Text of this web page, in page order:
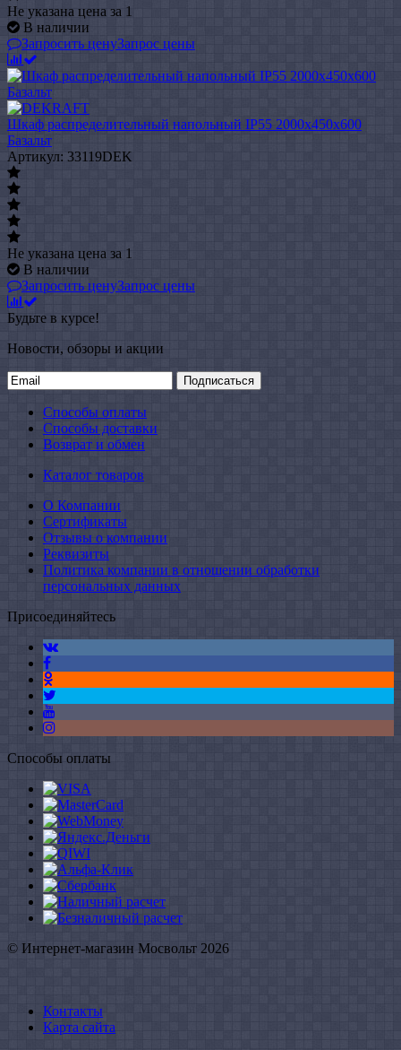
Не указана цена за 1
В наличии
Запросить ценуЗапрос цены
Шкаф распределительный напольный IP55 2000х450х600
Базальт
Артикул: 33119DEK
Не указана цена за 1
В наличии
Запросить ценуЗапрос цены
Будьте в курсе!
Новости, обзоры и акции
Подписаться
Способы оплаты
Способы доставки
Возврат и обмен
Каталог товаров
О Компании
Сертификаты
Отзывы о компании
Реквизиты
Политика компании в отношении обработки
персональных данных
Присоединяйтесь
Способы оплаты
© Интернет-магазин Мосвольт 2026
Контакты
Карта сайта